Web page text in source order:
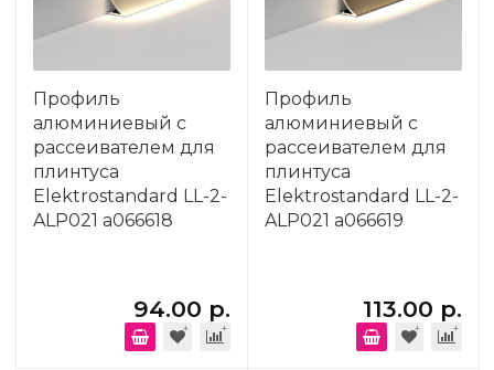
Профиль
алюминиевый с
рассеивателем для
плинтуса
Elektrostandard LL-2-
ALP021 a066618
94.00 р.
Профиль
алюминиевый с
рассеивателем для
плинтуса
Elektrostandard LL-2-
ALP021 a066619
113.00 р.